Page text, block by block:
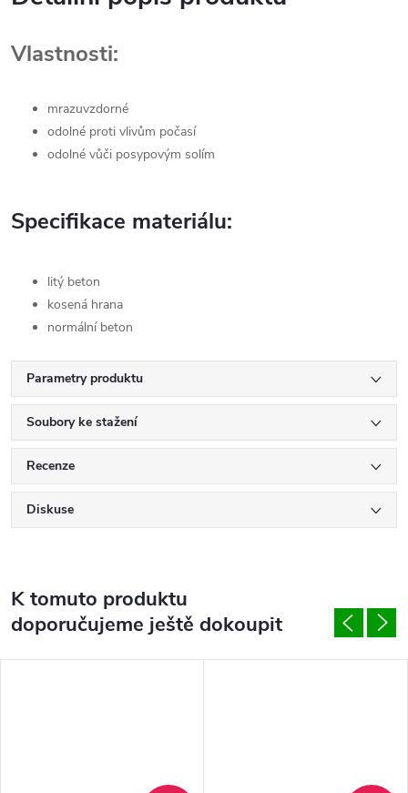
Vlastnosti:
mrazuvzdorné
odolné proti vlivům počasí
odolné vůči posypovým solím
Specifikace materiálu:
litý beton
kosená hrana
normální beton
Parametry produktu
Soubory ke stažení
Recenze
Diskuse
K tomuto produktu
doporučujeme ještě dokoupit